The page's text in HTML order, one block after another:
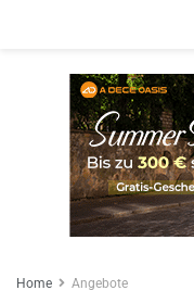
Home Angebote